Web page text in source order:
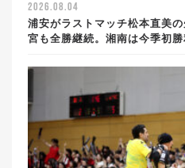
2026.08.04
浦安がラストマッチ松本直美
宮も全勝継続。湘南は今季初